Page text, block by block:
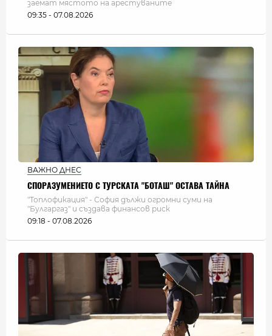
заемат мястото на арестуваните
09:35 - 07.08.2026
ВАЖНО ДНЕС
СПОРАЗУМЕНИЕТО С ТУРСКАТА "БОТАШ" ОСТАВА ТАЙНА
"Топлофикация" - София дължи огромни суми на
"Булгаргаз" и създава финансов риск
09:18 - 07.08.2026